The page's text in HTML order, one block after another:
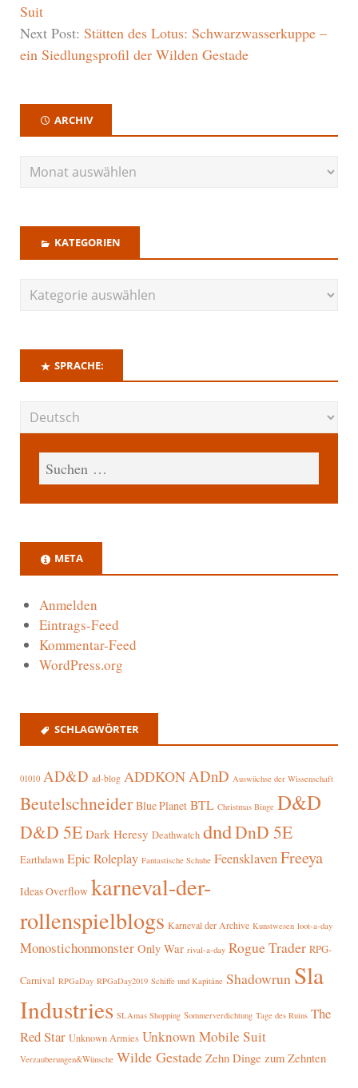
Suit
Next Post: Stätten des Lotus: Schwarzwasserkuppe –
ein Siedlungsprofil der Wilden Gestade
ARCHIV
KATEGORIEN
SPRACHE:
META
Anmelden
Eintrags-Feed
Kommentar-Feed
WordPress.org
SCHLAGWÖRTER
01010 AD&D ad-blog ADDKONADnD Auswüchse der Wissenschaft
Beutelschneider Blue Planet BTL Christmas Binge D&D
D&D 5E Dark Heresy Deathwatch dndDnD 5E
Earthdawn Epic Roleplay Fantastische Schuhe FeensklavenFreeya
Ideas Overflow karneval-der-
rollenspielblogs Karneval der Archive Kunstwesen loot-a-day
Monostichonmonster Only War rival-a-day Rogue Trader RPG-
Carnival RPGaDay RPGaDay2019 Schiffe und Kapitäne Shadowrun Sla
Industries SLAmas Shopping Sommerverdichtung Tage des Ruins The
Red Star Unknown Armies Unknown Mobile Suit
Verzauberungen&Wünsche Wilde Gestade Zehn Dinge zum Zehnten